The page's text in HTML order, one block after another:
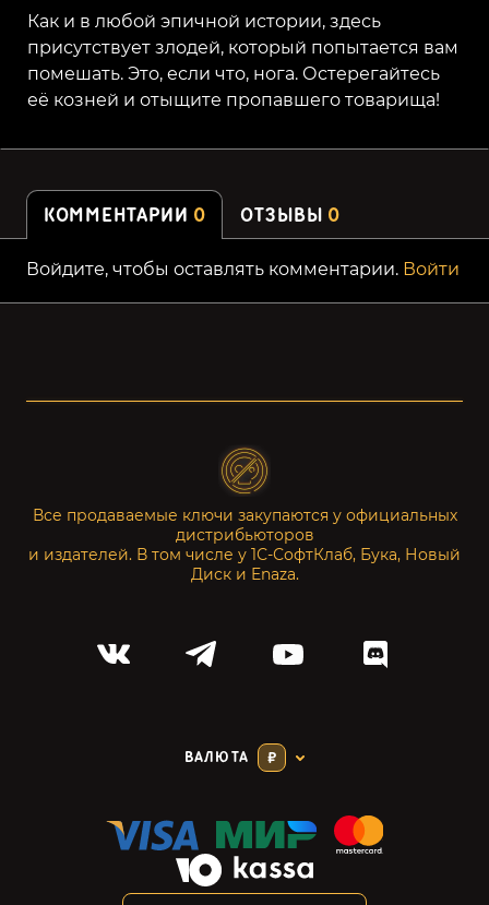
Как и в любой эпичной истории, здесь
присутствует злодей, который попытается вам
помешать. Это, если что, нога. Остерегайтесь
её козней и отыщите пропавшего товарища!
КОММЕНТАРИИ 0 ОТЗЫВЫ 0
Войдите, чтобы оставлять комментарии. Войти
Все продаваемые ключи закупаются у официальных
дистрибьюторов
и издателей. В том числе у 1С-СофтКлаб, Бука, Новый
Диск и Enaza.
ВАЛЮТА ₽